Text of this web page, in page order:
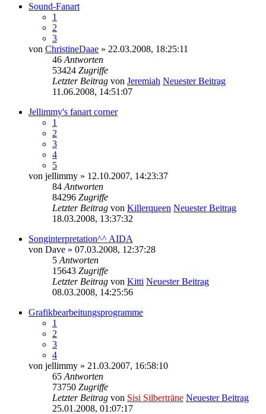
Sound-Fanart
1
2
3
von ChristineDaae » 22.03.2008, 18:25:11
46 Antworten
53424 Zugriffe
Letzter Beitrag von Jeremiah Neuester Beitrag
11.06.2008, 14:51:07
Jellimmy's fanart corner
1
2
3
4
5
von jellimmy » 12.10.2007, 14:23:37
84 Antworten
84296 Zugriffe
Letzter Beitrag von Killerqueen Neuester Beitrag
18.03.2008, 13:37:32
Songinterpretation^^ AIDA
von Dave » 07.03.2008, 12:37:28
5 Antworten
15643 Zugriffe
Letzter Beitrag von Kitti Neuester Beitrag
08.03.2008, 14:25:56
Grafikbearbeitungsprogramme
1
2
3
4
von jellimmy » 21.03.2007, 16:58:10
65 Antworten
73750 Zugriffe
Letzter Beitrag von Sisi Silberträne Neuester Beitrag
25.01.2008, 01:07:17